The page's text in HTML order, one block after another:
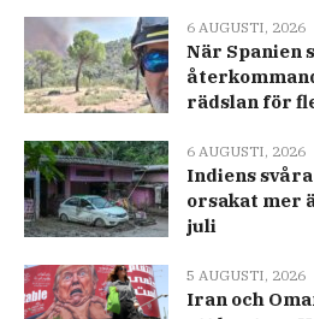
6 AUGUSTI, 2026
När Spanien
rädslan för
6 AUGUSTI, 2026
Indiens
orsakat mer
juli
5 AUGUSTI, 2026
Iran och